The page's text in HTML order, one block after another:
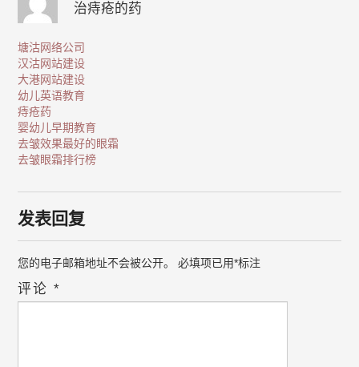
治痔疮的药
塘沽网络公司
汉沽网站建设
大港网站建设
幼儿英语教育
痔疮药
婴幼儿早期教育
去皱效果最好的眼霜
去皱眼霜排行榜
发表回复
您的电子邮箱地址不会被公开。 必填项已用*标注
评论*